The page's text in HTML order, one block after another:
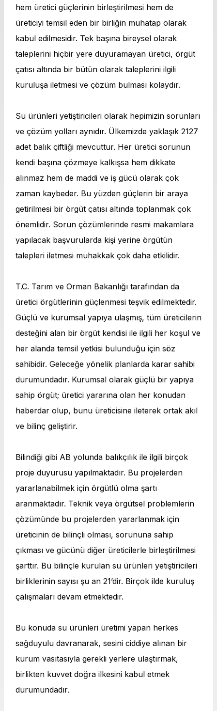
hem üretici güçlerinin birleştirilmesi hem de
üreticiyi temsil eden bir birliğin muhatap olarak
kabul edilmesidir. Tek başına bireysel olarak
taleplerini hiçbir yere duyuramayan üretici, örgüt
çatısı altında bir bütün olarak taleplerini ilgili
kuruluşa iletmesi ve çözüm bulması kolaydır.
Su ürünleri yetiştiricileri olarak hepimizin sorunları
ve çözüm yolları aynıdır. Ülkemizde yaklaşık 2127
adet balık çiftliği mevcuttur. Her üretici sorunun
kendi başına çözmeye kalkışsa hem dikkate
alınmaz hem de maddi ve iş gücü olarak çok
zaman kaybeder. Bu yüzden güçlerin bir araya
getirilmesi bir örgüt çatısı altında toplanmak çok
önemlidir. Sorun çözümlerinde resmi makamlara
yapılacak başvurularda kişi yerine örgütün
talepleri iletmesi muhakkak çok daha etkilidir.
T.C. Tarım ve Orman Bakanlığı tarafından da
üretici örgütlerinin güçlenmesi teşvik edilmektedir.
Güçlü ve kurumsal yapıya ulaşmış, tüm üreticilerin
desteğini alan bir örgüt kendisi ile ilgili her koşul ve
her alanda temsil yetkisi bulunduğu için söz
sahibidir. Geleceğe yönelik planlarda karar sahibi
durumundadır. Kurumsal olarak güçlü bir yapıya
sahip örgüt; üretici yararına olan her konudan
haberdar olup, bunu üreticisine ileterek ortak akıl
ve bilinç geliştirir.
Bilindiği gibi AB yolunda balıkçılık ile ilgili birçok
proje duyurusu yapılmaktadır. Bu projelerden
yararlanabilmek için örgütlü olma şartı
aranmaktadır. Teknik veya örgütsel problemlerin
çözümünde bu projelerden yararlanmak için
üreticinin de bilinçli olması, sorununa sahip
çıkması ve gücünü diğer üreticilerle birleştirilmesi
şarttır. Bu bilinçle kurulan su ürünleri yetiştiricileri
birliklerinin sayısı şu an 21’dir. Birçok ilde kuruluş
çalışmaları devam etmektedir.
Bu konuda su ürünleri üretimi yapan herkes
sağduyulu davranarak, sesini ciddiye alınan bir
kurum vasıtasıyla gerekli yerlere ulaştırmak,
birlikten kuvvet doğra ilkesini kabul etmek
durumundadır.